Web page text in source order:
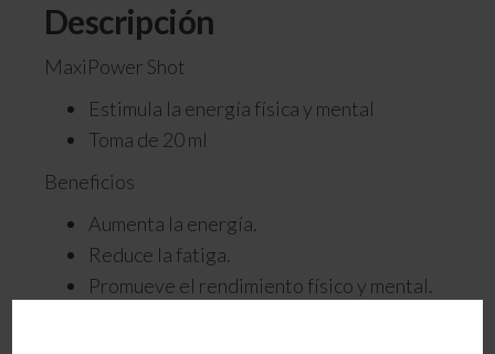
Descripción
MaxiPower Shot
Estimula la energía física y mental
Toma de 20 ml
Beneficios
Aumenta la energía.
Reduce la fatiga.
Promueve el rendimiento físico y mental.